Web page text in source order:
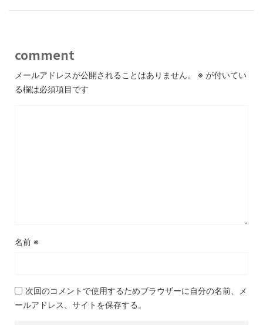
comment
メールアドレスが公開されることはありません。 ※ が付いてい
る欄は必須項目です
名前 ※
次回のコメントで使用するためブラウザーに自分の名前、メ
ールアドレス、サイトを保存する。